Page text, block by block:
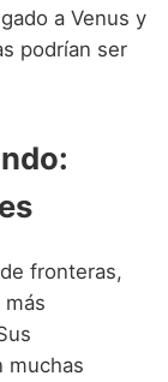
a Venus y
podrían ser
fronteras,
muchas